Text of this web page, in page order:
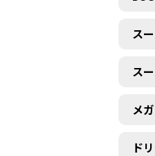
ス
ス
メ
ド